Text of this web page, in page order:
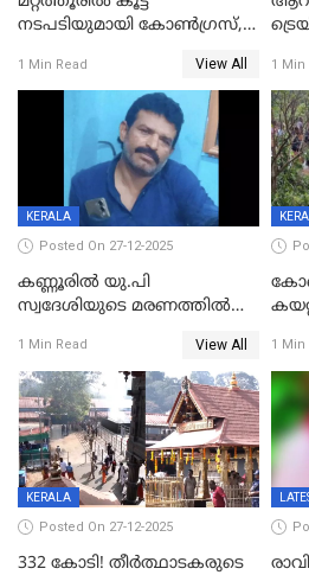
നടപടിയുമായി കോണ്‍ഗ്രസ്,
എട്ട് പേര്‍ ഉള്‍പ്പെടെ
പത്തുപേരെ പുറത്താക്കി,
ചൊവ്വന്നൂരിലും നടപടി
1 Min Read View All 1 Min
KERALA
Posted On 27-12-2025
കണ്ണൂരിൽ യു.പി
സ്വദേശിയുടെ മരണത്തിൽ
കേസ്; തർക്കമുണ്ടായത്
ഫേഷ്യലിന് 300 രൂപ
ആവശ്യപ്പെട്ടതിനെച്ചൊല്ലി
1 Min Read View All 1 Min
KERALA
Posted On 27-12-2025
332 കോടി! തീർത്ഥാടകരുടെ